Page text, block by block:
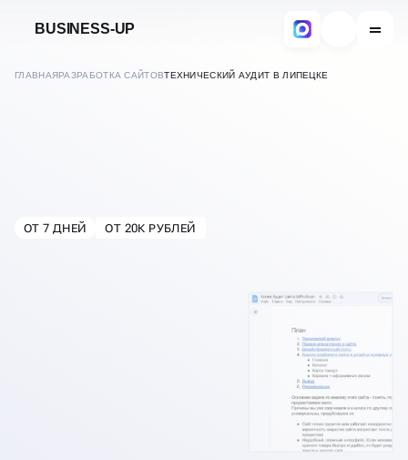
BUSINESS-UP
ГЛАВНАЯРАЗРАБОТКА САЙТОВТЕХНИЧЕСКИЙ АУДИТ В ЛИПЕЦКЕ
ОТ 7 ДНЕЙ ОТ 20К РУБЛЕЙ